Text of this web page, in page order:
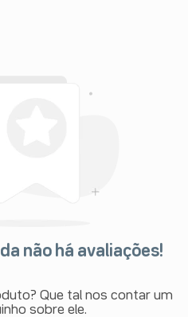
não há avaliações!
Que tal nos contar um
sobre ele.